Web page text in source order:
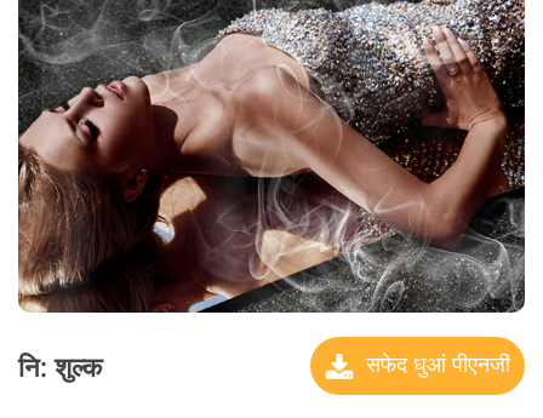
नि: शुल्क सफेद धुआं पीएनजी